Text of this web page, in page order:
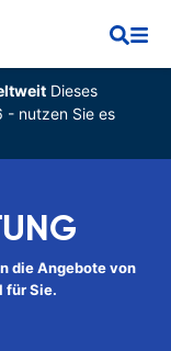
Dieses
- nutzen Sie es
die Angebote von
für Sie.